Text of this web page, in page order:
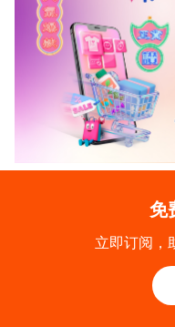
免
立即订阅，